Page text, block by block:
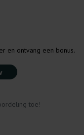
en ontvang een bonus.
toe!